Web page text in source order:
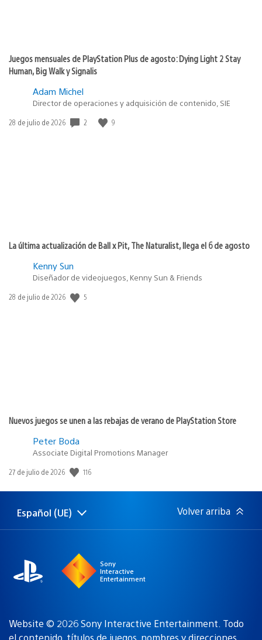
Juegos mensuales de PlayStation Plus de agosto: Dying Light 2 Stay
Human, Big Walk y Signalis
Adam Michel
Director de operaciones y adquisición de contenido, SIE
Fecha
28 de julio de 2026 2 9
La última actualización de Ball x Pit, The Naturalist, llega el 6 de agosto
Kenny Sun
Diseñador de videojuegos, Kenny Sun & Friends
Fecha
28 de julio de 2026 5
Nuevos juegos se unen a las rebajas de verano de PlayStation Store
Peter Boda
Associate Digital Promotions Manager
Fecha
publicación:
27 de julio de 2026 116
Selecciona
una
Región
actual:
Español (UE) Volver arriba
Sony
Interactive
Entertainment
Website © 2026 Sony Interactive Entertainment. Todo
el contenido, títulos de juegos, nombres y direcciones